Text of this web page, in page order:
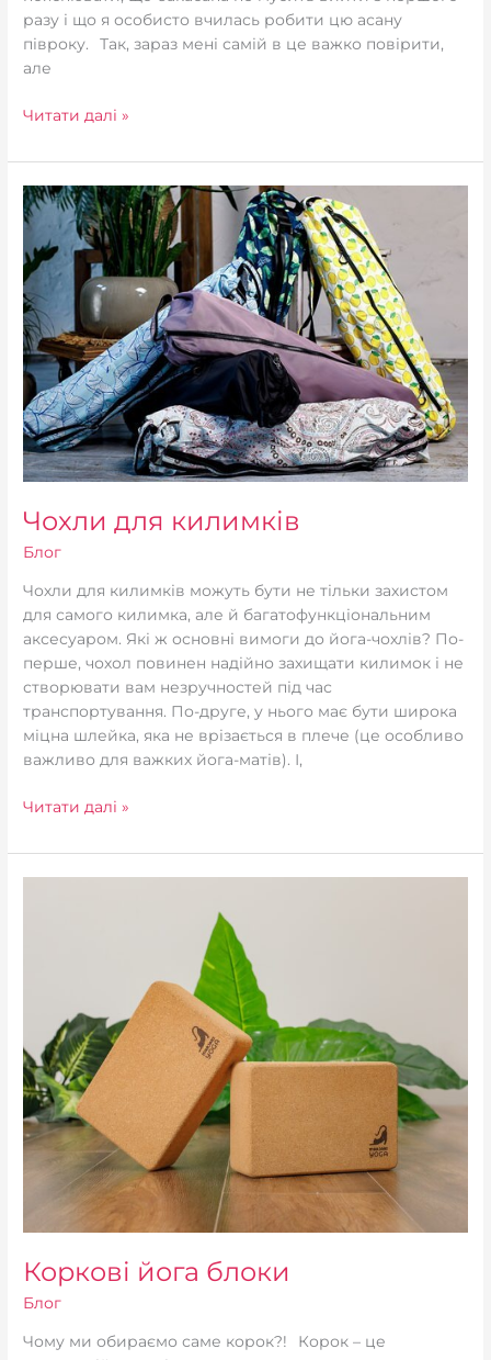
разу і що я особисто вчилась робити цю асану
півроку.⠀Так, зараз мені самій в це важко повірити,
але
Читати далі »
Чохли для килимків
Блог
Чохли для килимків можуть бути не тільки захистом
для самого килимка, але й багатофункціональним
аксесуаром. Які ж основні вимоги до йога-чохлів? По-
перше, чохол повинен надійно захищати килимок і не
створювати вам незручностей під час
транспортування. По-друге, у нього має бути широка
міцна шлейка, яка не врізається в плече (це особливо
важливо для важких йога-матів). І,
Чохли
для
килимків
Читати далі »
Коркові йога блоки
Блог
Чому ми обираємо саме корок?!⠀Корок – це